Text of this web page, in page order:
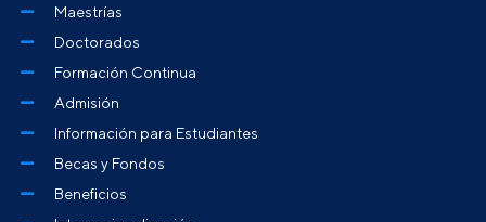
Maestrías
Doctorados
Formación Continua
Admisión
Información para Estudiantes
Becas y Fondos
Beneficios